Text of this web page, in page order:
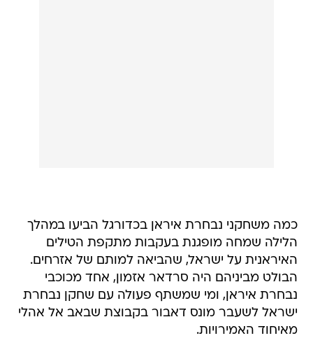
כמה משחקני נבחרת איראן בכדורגל הביעו במהלך
הלילה שמחה מופגנת בעקבות מתקפת הטילים
האיראנית על ישראל, שהביאה למותם של אזרחים.
הבולט מביניהם היה סרדאר אזמון, אחד מכוכבי
נבחרת איראן, ומי שמשתף פעולה עם שחקן נבחרת
ישראל לשעבר מונס דאבור בקבוצת שבאב אל אהלי
מאיחוד האמירויות.